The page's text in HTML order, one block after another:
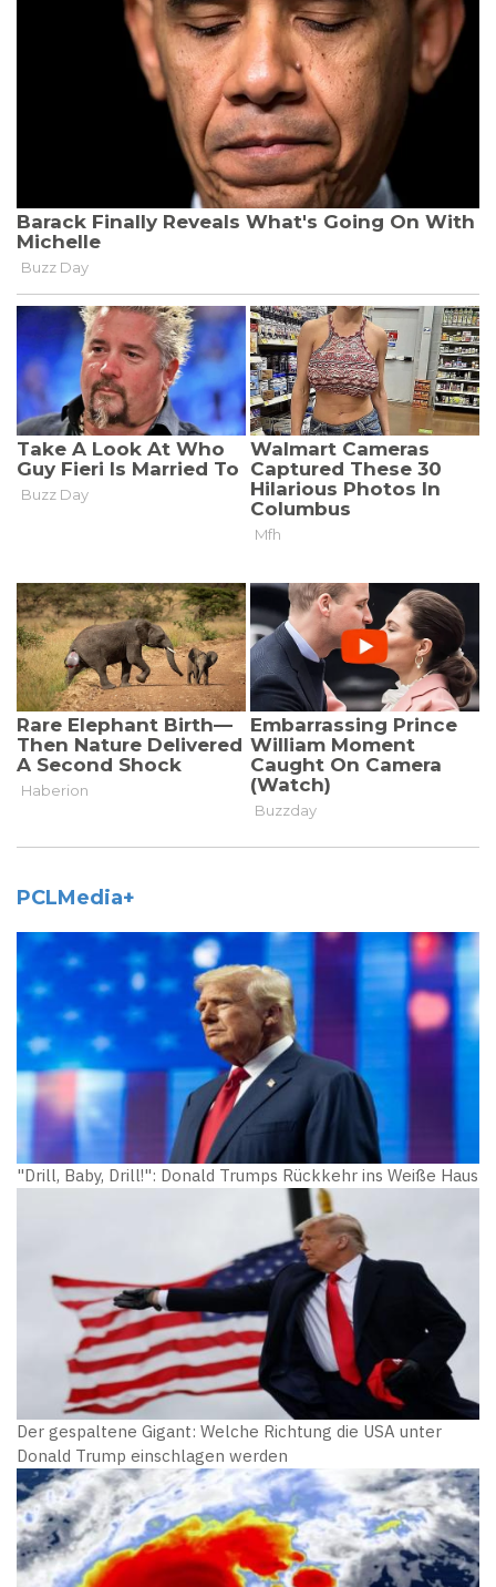
PCLMedia+
"Drill, Baby, Drill!": Donald Trumps Rückkehr ins Weiße Haus
Der gespaltene Gigant: Welche Richtung die USA unter
Donald Trump einschlagen werden